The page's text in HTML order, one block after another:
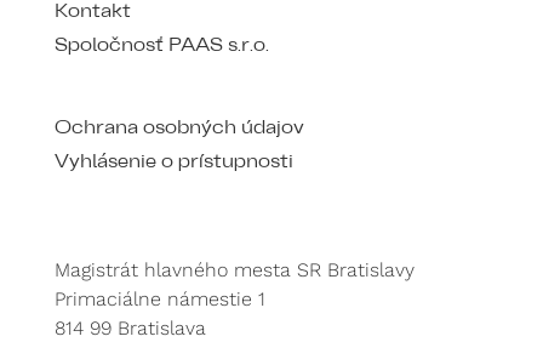
Kontakt
Spoločnosť PAAS s.r.o.
Ochrana osobných údajov
Vyhlásenie o prístupnosti
Magistrát hlavného mesta SR Bratislavy
Primaciálne námestie 1
814 99 Bratislava